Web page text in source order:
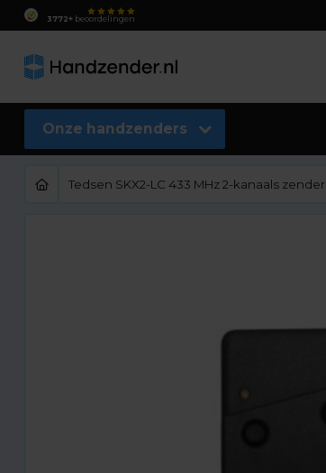
3772+ beoordelingen
Onze handzenders
Tedsen SKX2-LC 433 MHz 2-kanaals zender